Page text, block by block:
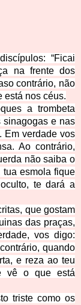
“Ficai
na frente dos
contrário, não
está nos céus.
a trombeta
sinagogas e nas
Em verdade vos
Ao contrário,
não saiba o
esmola fique
te dará a
que gostam
das praças,
vos digo:
quando
e reza ao teu
vê o que está
triste como os